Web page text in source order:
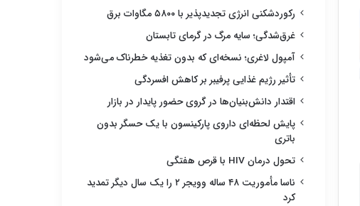
رکوردشکنی انرژی تجدیدپذیر با ۵۸۰۰ مگاوات برق
غرق‌شدگی؛ سایه مرگ در گرمای تابستان
آمپول لاغری؛ نسخه‌ای که بدون تغذیه خطرناک می‌شود
تأثیر رژیم غذایی پرفیبر بر کاهش افسردگی
اقتدار دانش‌بنیان‌ها در گروی حضور پایدار در بازار
پایش لحظه‌ای داروی پارکینسون با یک حسگر بدون
باتری
تحول درمان HIV با قرص هفتگی
ناسا مأموریت ۴۸ ساله وویجر ۲ را یک سال دیگر تمدید
کرد